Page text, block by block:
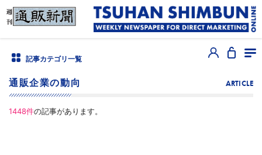
記事カテゴリ一覧
通販企業の動向 ARTICLE
1448件の記事があります。